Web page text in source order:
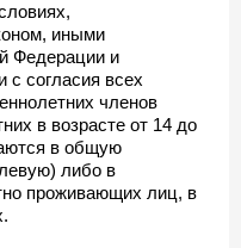
иными
Федерации и
с согласия всех
членов
в возрасте от 14 до
в общую
либо в
проживающих лиц, в